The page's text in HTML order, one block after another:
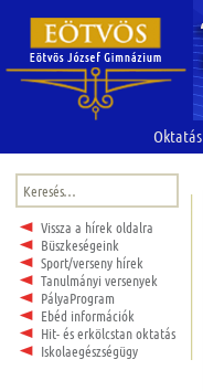
Oktatás
Keresés:
Vissza a hírek oldalra
Büszkeségeink
Sport/verseny hírek
Tanulmányi versenyek
PályaProgram
Ebéd információk
Hit- és erkölcstan oktatás
Iskolaegészségügy